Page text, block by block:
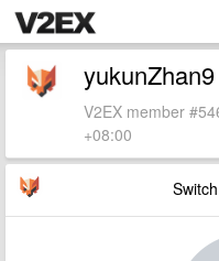
yukunZhan9
V2EX member
+08:00